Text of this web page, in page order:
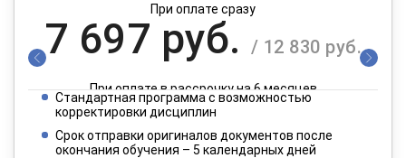
При оплате сразу
7 697 руб. / 12 830 руб.
При оплате в рассрочку на 6 месяцев
3 849 руб.
Стандартная программа с возможностью
корректировки дисциплин
Срок отправки оригиналов документов после
окончания обучения – 5 календарных дней